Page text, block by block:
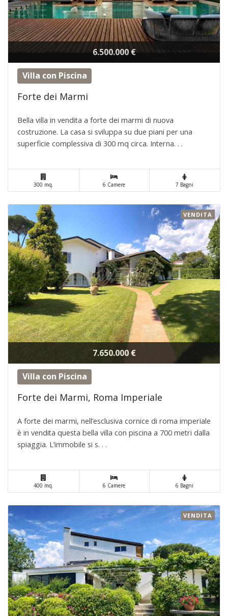
6.500.000 €
Villa con Piscina
Forte dei Marmi
Bella villa in vendita a forte dei marmi di nuova
costruzione. La casa si sviluppa su due piani per una
superficie complessiva di 300 mq circa. Interna. . .
300 mq. 6 Camere 7 Bagni
7.650.000 €
VENDITA
Villa con Piscina
Forte dei Marmi, Roma Imperiale
A forte dei marmi, nell’esclusiva cornice di roma imperiale
è in vendita questa bella villa con piscina a 700 metri dalla
spiaggia. L’immobile si s. . .
400 mq. 6 Camere 6 Bagni
VENDITA